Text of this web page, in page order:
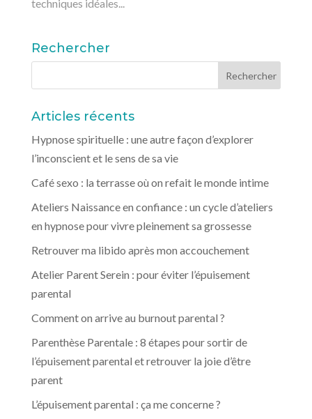
techniques idéales...
Rechercher
Articles récents
Hypnose spirituelle : une autre façon d’explorer
l’inconscient et le sens de sa vie
Café sexo : la terrasse où on refait le monde intime
Ateliers Naissance en confiance : un cycle d’ateliers
en hypnose pour vivre pleinement sa grossesse
Retrouver ma libido après mon accouchement
Atelier Parent Serein : pour éviter l’épuisement
parental
Comment on arrive au burnout parental ?
Parenthèse Parentale : 8 étapes pour sortir de
l’épuisement parental et retrouver la joie d’être
parent
L’épuisement parental : ça me concerne ?